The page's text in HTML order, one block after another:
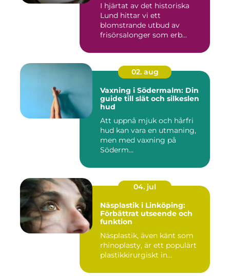
I hjärtat av det historiska
Lund hittar vi ett
blomstrande utbud av
frisörsalonger som erb...
02. aug
Vaxning i Södermalm: Din
guide till slät och silkeslen
hud
Att uppnå mjuk och hårfri
hud kan vara en utmaning,
men med vaxning på
Söderm...
04. jul
Näsplastik i Linköping:
Förbättrat utseende och
funktion
Näsplastik, även känt som
rhinoplasty, är ett populärt
plastikkirurgiskt in...